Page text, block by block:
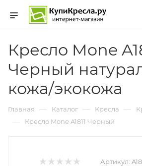
Кресло Mone
Черный
кожа/экокожа
Главная — Каталог — Кресла —
— Кресло Mone A1811 Черный
Артикул: